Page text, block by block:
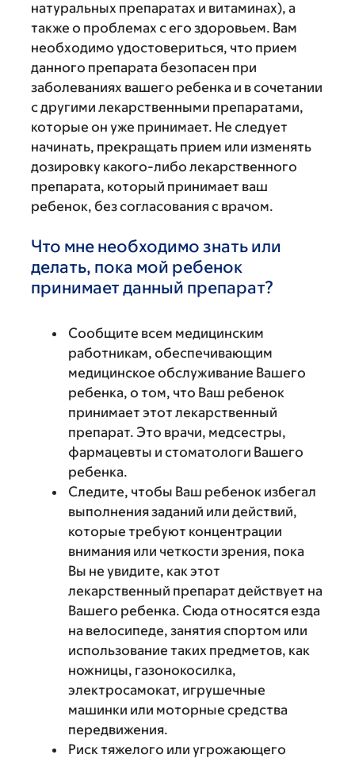
натуральных препаратах и витаминах), а
также о проблемах с его здоровьем. Вам
необходимо удостовериться, что прием
данного препарата безопасен при
заболеваниях вашего ребенка и в сочетании
с другими лекарственными препаратами,
которые он уже принимает. Не следует
начинать, прекращать прием или изменять
дозировку какого-либо лекарственного
препарата, который принимает ваш
ребенок, без согласования с врачом.
Что мне необходимо знать или
делать, пока мой ребенок
принимает данный препарат?
Сообщите всем медицинским
работникам, обеспечивающим
медицинское обслуживание Вашего
ребенка, о том, что Ваш ребенок
принимает этот лекарственный
препарат. Это врачи, медсестры,
фармацевты и стоматологи Вашего
ребенка.
Следите, чтобы Ваш ребенок избегал
выполнения заданий или действий,
которые требуют концентрации
внимания или четкости зрения, пока
Вы не увидите, как этот
лекарственный препарат действует на
Вашего ребенка. Сюда относятся езда
на велосипеде, занятия спортом или
использование таких предметов, как
ножницы, газонокосилка,
электросамокат, игрушечные
машинки или моторные средства
передвижения.
Риск тяжелого или угрожающего